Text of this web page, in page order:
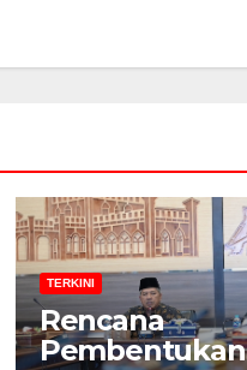
TERKINI
Rencana
Pembentukan